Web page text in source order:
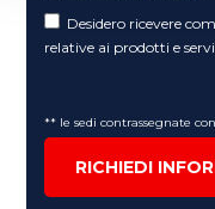
Desidero ricevere
relative ai prodotti e
** le sedi contrassegnate
RICHIEDI